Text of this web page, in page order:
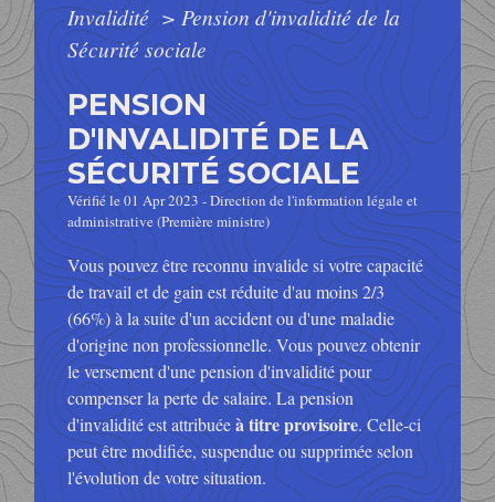
Invalidité> Pension d'invalidité de la
Sécurité sociale
PENSION
D'INVALIDITÉ DE LA
SÉCURITÉ SOCIALE
Vérifié le 01 Apr 2023 - Direction de l'information légale et
administrative (Première ministre)
Vous pouvez être reconnu invalide si votre capacité
de travail et de gain est réduite d'au moins 2/3
(66%) à la suite d'un accident ou d'une maladie
d'origine non professionnelle. Vous pouvez obtenir
le versement d'une pension d'invalidité pour
compenser la perte de salaire. La pension
d'invalidité est attribuéeà titre provisoire. Celle-ci
peut être modifiée, suspendue ou supprimée selon
l'évolution de votre situation.